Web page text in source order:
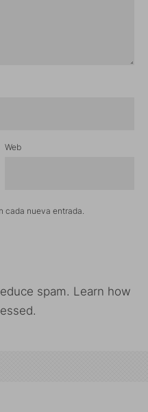
Web
cada nueva entrada.
spam. Learn how